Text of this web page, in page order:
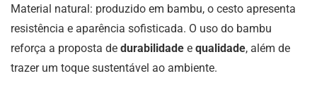
Material natural: produzido em bambu, o cesto apresenta
resistência e aparência sofisticada. O uso do bambu
reforça a proposta de durabilidade e qualidade, além de
trazer um toque sustentável ao ambiente.